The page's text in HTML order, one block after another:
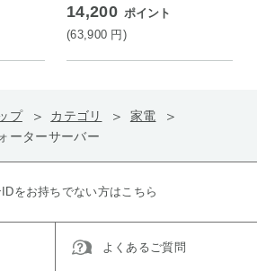
14,200 ポイント
(63,900 円)
プ カテゴリ
家電
ーターサーバー
をお持ちでない方はこちら
よくあるご質問